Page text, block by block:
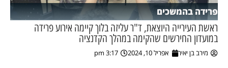
Congue
luctus, quam
mi
פרידה בהמשכים
ראשת העירייה היוצאת, ד"ר עליזה בלוך קיימה אירוע פרידה
במועדון החירשים שהקימה במהלך הקדנציה
מירב בן יאיר אפריל 10, 2024 3:17 pm